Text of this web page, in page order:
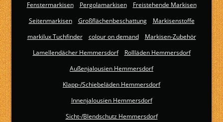
Fenstermarkisen
Pergolamarkisen
Freistehende Markisen
Seitenmarkisen
Großflächenbeschattung
Markisenstoffe
markilux Tuchfinder
colour on demand
Markisen-Zubehör
Lamellendächer Hemmersdorf
Rollläden Hemmersdorf
Außenjalousien Hemmersdorf
Klapp-/Schiebeläden Hemmersdorf
Innenjalousien Hemmersdorf
Sicht-/Blendschutz Hemmersdorf